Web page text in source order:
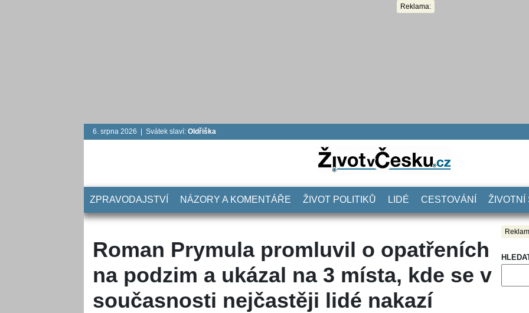
Reklama:
6. srpna 2026 | Svátek slaví: Oldřiška
ZPRAVODAJSTVÍ NÁZORY A KOMENTÁŘE ŽIVOT POLITIKŮ LIDÉ CESTOVÁNÍ ŽIVOTNÍ
Roman Prymula promluvil o opatřeních
na podzim a ukázal na 3 místa, kde se v
současnosti nejčastěji lidé nakazí